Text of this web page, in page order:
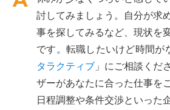
討してみましょう。自分が求
事を探してみるなど、現状を
です。転職したいけど時間が
タラクティブ 」にご相談くだ
ザーがあなたに合った仕事を
日程調整や条件交渉といった